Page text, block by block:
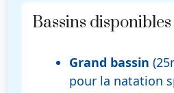
Bassins disponibles
Grand bassin
pour la natation